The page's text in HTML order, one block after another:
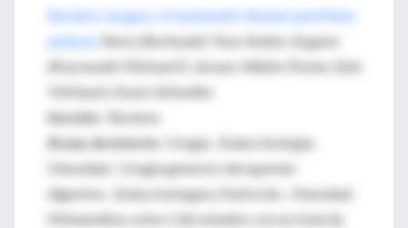
Bariatric Surgery: A Systematic Review and Meta-
analysis
Henry Buchwald; Yoav Avidor; Eugene
Braunwald; Michael D. Jensen; Walter Pories; Kyle
Fahrbach; Karen Schoelles
Sección
: Reviews
Áreas de interés : Cirugía. Endocrinología.
Obesidad. Cirugía general y del aparato
digestivo. Endocrinología y Nutrición. Obesidad.
Metaanálisis sobre 136 estudios con un total de